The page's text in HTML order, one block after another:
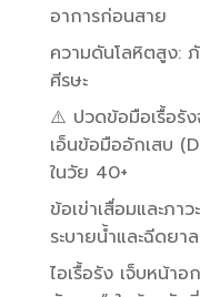
อาการก่อนสาย
ความดันโลหิตสูง:
ศีรษะ
⚠️ ปวดข้อมือเรื้อรั
เอ็นข้อมืออักเสบ
ในวัย 40+
ข้อเข่าเสื่อมและภา
ระบายน้ำและฉีด
ไอเรื้อรัง เจ็บหน้